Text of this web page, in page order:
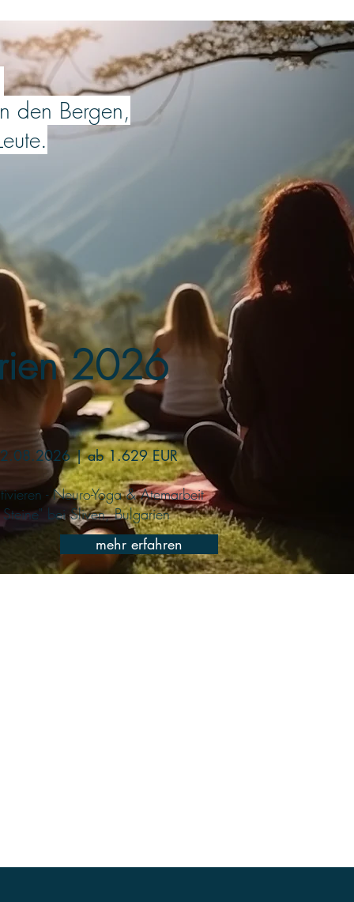
den Bergen,
2026
| ab 1.629 EUR
- Neuro-Yoga & Atemarbeit
bei Sliven, Bulgarien
mehr erfahren